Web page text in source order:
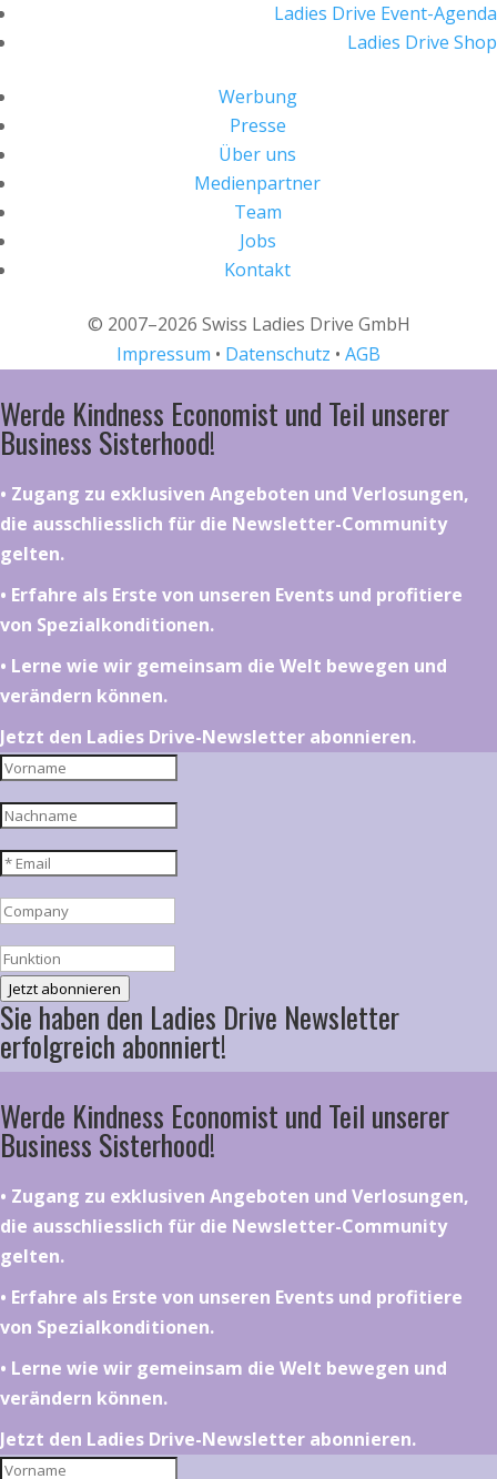
Ladies Drive Event-Agenda
Ladies Drive Shop
Werbung
Presse
Über uns
Medienpartner
Team
Jobs
Kontakt
© 2007–2026 Swiss Ladies Drive GmbH
Impressum • Datenschutz • AGB
Werde Kindness Economist und Teil unserer
Business Sisterhood!
•⁠ ⁠⁠Zugang zu exklusiven Angeboten und Verlosungen,
die ausschliesslich für die Newsletter-Community
gelten.
•⁠ ⁠⁠Erfahre als Erste von unseren Events und profitiere
von Spezialkonditionen.
•⁠ ⁠⁠Lerne wie wir gemeinsam die Welt bewegen und
verändern können.
Jetzt den Ladies Drive-Newsletter abonnieren.
Jetzt abonnieren
Sie haben den Ladies Drive Newsletter
erfolgreich abonniert!
Werde Kindness Economist und Teil unserer
Business Sisterhood!
•⁠ ⁠⁠Zugang zu exklusiven Angeboten und Verlosungen,
die ausschliesslich für die Newsletter-Community
gelten.
•⁠ ⁠⁠Erfahre als Erste von unseren Events und profitiere
von Spezialkonditionen.
•⁠ ⁠⁠Lerne wie wir gemeinsam die Welt bewegen und
verändern können.
Jetzt den Ladies Drive-Newsletter abonnieren.